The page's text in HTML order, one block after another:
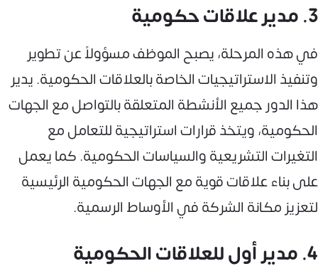
3. مدير علاقات حكومية
في هذه المرحلة، يصبح الموظف مسؤولاً عن تطوير
وتنفيذ الاستراتيجيات الخاصة بالعلاقات الحكومية. يدير
هذا الدور جميع الأنشطة المتعلقة بالتواصل مع الجهات
الحكومية، ويتخذ قرارات استراتيجية للتعامل مع
التغيرات التشريعية والسياسات الحكومية. كما يعمل
على بناء علاقات قوية مع الجهات الحكومية الرئيسية
لتعزيز مكانة الشركة في الأوساط الرسمية.
4. مدير أول للعلاقات الحكومية